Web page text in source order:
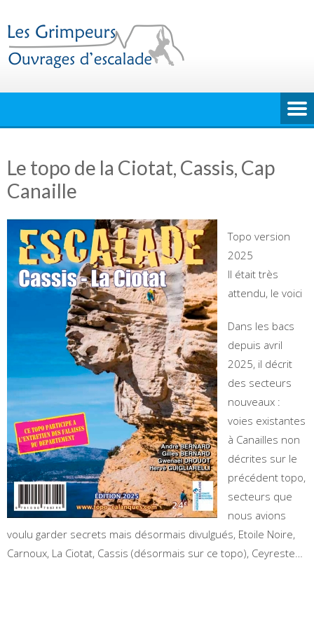
to
content
Le topo de la Ciotat, Cassis, Cap
Canaille
Topo version
2025
Il était très
attendu, le voici
Dans les bacs
depuis avril
2025, il décrit
des secteurs
nouveaux :
voies existantes
à Canailles non
décrites sur le
précédent topo,
secteurs que
nous avions
voulu garder secrets mais désormais divulgués, Etoile Noire,
Carnoux, La Ciotat, Cassis (désormais sur ce topo), Ceyreste…